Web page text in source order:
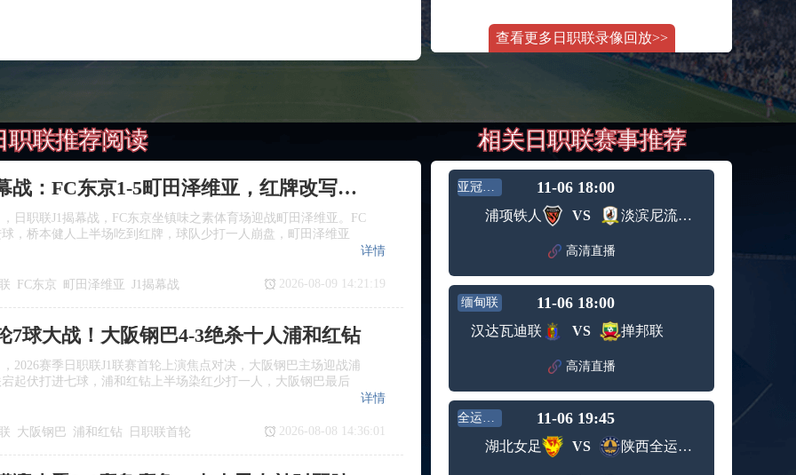
赛女单
第3轮
斯维托丽娜vs萨巴伦卡 全场录像回放
2024年5
月14日
WTA罗
马公开
纳波利塔诺vs贾里 全场录像回放
男单第3
轮
标签： 2024年5
月11日
WTA1000
罗马大
师赛第3
轮
WTT沙特大满贯女单半决赛 陈梦vs早田希娜 全场录像回放
标签：
2024年5
月11日
WTT沙
贯女单
蒙泰罗vs凯茨曼诺维奇 全场录像回放
大师赛
轮
纳尔迪vs鲁内 全场录像回放
标签： 2024年5
月12日
ATP罗马
大师赛
男单第2
轮
萨卡里vs加里宁娜 全场录像回放
标签： 2024年5
WTA罗
马大师
赛女单
第3轮
吉隆vs卢布列夫 全场录像回放
月12日
ATP罗马
大师赛
轮
兹维列夫vs达德尔里 全场录像回放
标签： 2024年5
月13日
ATP罗马
大师赛
男单第3
轮
阿纳尔迪vs贾里 全场录像回放
ATP罗马
查看更多日职联录像回放>>
职联推荐阅读
日职联揭幕战：FC东京1‑5町田泽维亚，红牌改写战局
日职联J1揭幕战，FC东京坐镇味之素体育场迎战町田泽维亚。FC
，桥本健人上半场吃到红牌，球队少打一人崩盘，町田泽维亚
FC东京 町田泽维亚 J1揭幕战
详情
2026-08-09 14:21:19
7球大战！大阪钢巴4‑3绝杀十人浦和红钻
2026赛季日职联J1联赛首轮上演焦点对决，大阪钢巴主场迎战浦
起伏打进七球，浦和红钻上半场染红少打一人，大阪钢巴最后
大阪钢巴 浦和红钻 日职联首轮
详情
2026-08-08 14:36:01
相关日职联赛事推荐
亚冠二级 11-06 18:00
浦项铁人 VS 淡滨尼流浪者
高清直播
缅甸联 11-06 18:00
汉达瓦迪联 VS 掸邦联
高清直播
全运女足 11-06 19:45
湖北女足 VS 陕西全运女足